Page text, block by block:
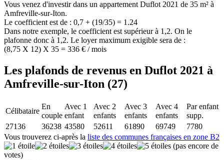
Vous venez d'investir dans un appartement Duflot 2021 de 35 m² à
Amfreville-sur-Iton.
Le coefficient est de : 0,7 + (19/35) = 1.24
Dans notre exemple, le coefficient est supérieur à 1,2. On le
plafonne donc à 1,2. Le loyer maximum exigible sera de :
(8,75 X 12) X 35 = 336 € / mois
Les plafonds de revenus en Duflot 2021 à
Amfreville-sur-Iton (27)
Célibataire
En
couple
Avec 1
enfant
Avec 2
enfants
Avec 3
enfants
Avec 4
enfants
Par enfant
supp.
27136
36238 43580 52611 61890 69749
7780
Vous trouverez ci-après la liste des communes françaises en zone B2
(pas encore de
votes)